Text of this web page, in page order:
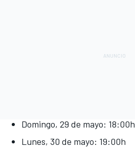
Domingo, 29 de mayo: 18:00h
Lunes, 30 de mayo: 19:00h